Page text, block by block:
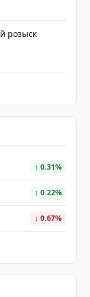
розыск
↑ 0.31%
↑ 0.22%
↓ 0.67%